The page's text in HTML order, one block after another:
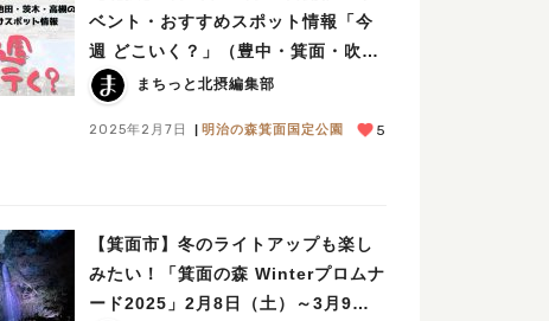
ベント・おすすめスポット情報「今
週 どこいく？」（豊中・箕面・吹
田・池田・茨木・高槻）
まちっと北摂編集部
2025年2月7日 明治の森箕面国定公園 5
【箕面市】冬のライトアップも楽し
みたい！「箕面の森 Winterプロムナ
ード2025」2月8日（土）～3月9日